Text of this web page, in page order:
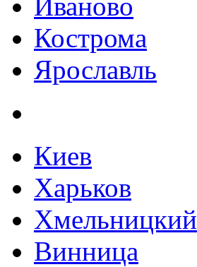
Кострома
Ярославль
Киев
Харьков
Хмельницкий
Винница